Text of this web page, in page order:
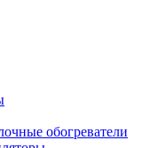
обогреватели